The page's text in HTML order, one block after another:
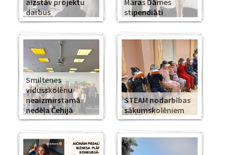
aizstāv projektu
darbus
Māras Dāmes
stipendiāti
Smiltenes
vidusskolēnu
neaizmirstamā
nedēļa Čehijā
STEAM nodarbības
sākumskolēniem